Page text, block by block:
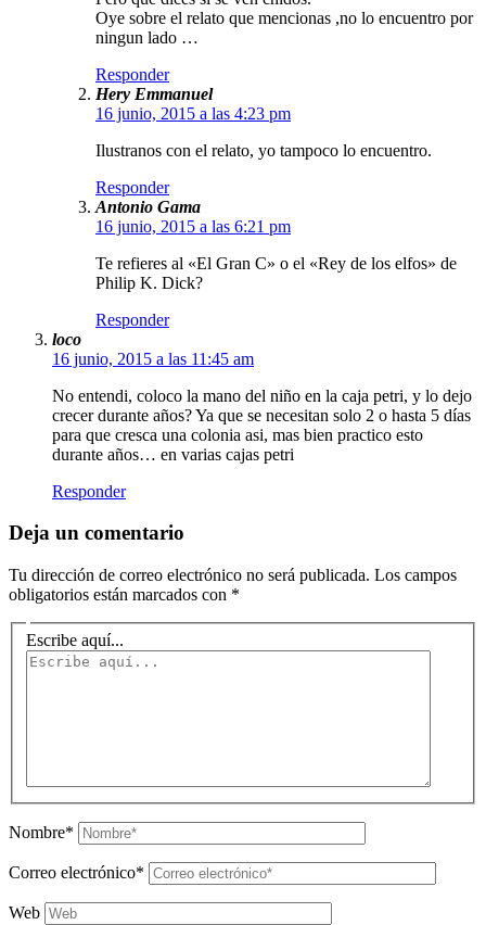
Oye sobre el relato que mencionas ,no lo encuentro por
ningun lado …
Responder
Hery Emmanuel
16 junio, 2015 a las 4:23 pm
Ilustranos con el relato, yo tampoco lo encuentro.
Responder
Antonio Gama
16 junio, 2015 a las 6:21 pm
Te refieres al «El Gran C» o el «Rey de los elfos» de
Philip K. Dick?
Responder
loco
16 junio, 2015 a las 11:45 am
No entendi, coloco la mano del niño en la caja petri, y lo dejo
crecer durante años? Ya que se necesitan solo 2 o hasta 5 días
para que cresca una colonia asi, mas bien practico esto
durante años… en varias cajas petri
Responder
Deja un comentario
Tu dirección de correo electrónico no será publicada. Los campos
obligatorios están marcados con *
Escribe aquí...
Nombre*
Correo electrónico*
Web